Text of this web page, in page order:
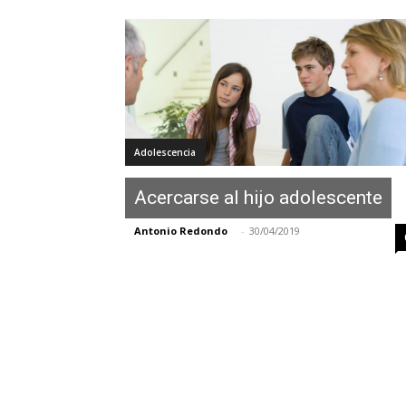
Adolescencia
Acercarse al hijo adolescente
Antonio Redondo - 30/04/2019